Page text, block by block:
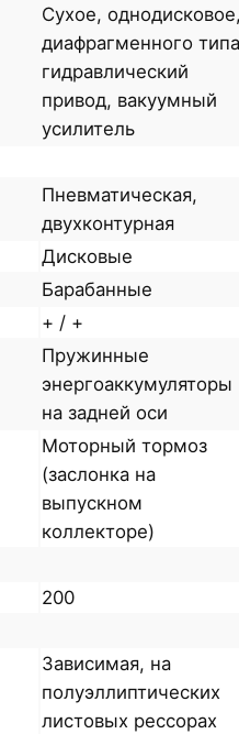
Сухое,
диафрагменного
гидравлический
привод, вакуумный
усилитель
Пневматическая,
двухконтурная
Дисковые
Барабанные
+ / +
Пружинные
энергоаккумуляторы
на задней оси
Моторный тормоз
(заслонка на
выпускном
коллекторе)
200
Зависимая, на
полуэллиптических
листовых рессорах